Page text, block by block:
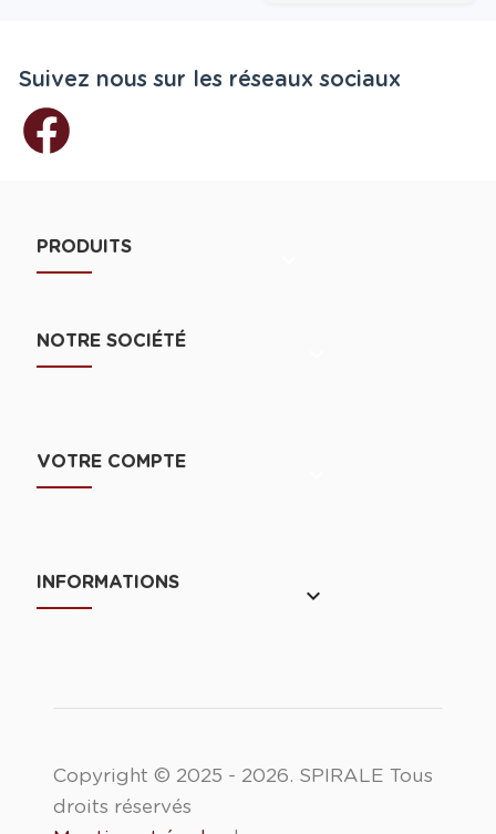
Suivez nous sur les réseaux sociaux
PRODUITS
NOTRE SOCIÉTÉ
VOTRE COMPTE
INFORMATIONS
keyboard_arrow_down
Copyright © 2025 - 2026. SPIRALE Tous
droits réservés